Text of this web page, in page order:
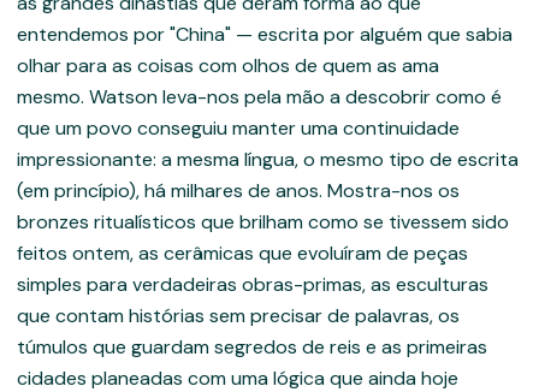
entendemos por "China" — escrita por alguém que sabia
olhar para as coisas com olhos de quem as ama
mesmo. Watson leva-nos pela mão a descobrir como é
que um povo conseguiu manter uma continuidade
impressionante: a mesma língua, o mesmo tipo de escrita
(em princípio), há milhares de anos. Mostra-nos os
bronzes ritualísticos que brilham como se tivessem sido
feitos ontem, as cerâmicas que evoluíram de peças
simples para verdadeiras obras-primas, as esculturas
que contam histórias sem precisar de palavras, os
túmulos que guardam segredos de reis e as primeiras
cidades planeadas com uma lógica que ainda hoje